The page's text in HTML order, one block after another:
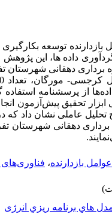
توسعه
داده ها، این پژوهش
دهقانی شهرستان
از پرسشنامه
ابزار تحقیق
برداری دهقانی
عوامل بازدارنده، فناوری‌های
هاي برنامه ريزي انرژی